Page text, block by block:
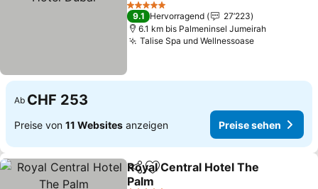
5 Sterne
9.1 Hervorragend
27’223
6.1 km bis Palmeninsel Jumeirah
Talise Spa und Wellnessoase
Ab CHF 253
Preise von 11 Websites anzeigen Preise sehen
TeilenZu Favoriten hinzufügen
Royal Central Hotel The
Palm